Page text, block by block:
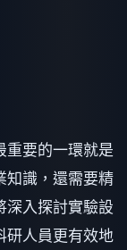
重要的一環就是
知識，還需要精
深入探討實驗設
研人員更有效地